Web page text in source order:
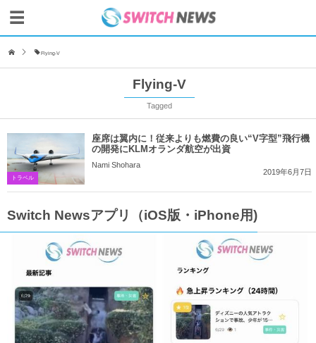
Flying-V
Flying-V
Tagged
トラベル
座席は翼内に！従来よりも燃費の良い“V字型”飛行機
の開発にKLMオランダ航空が出資
Nami Shohara
2019年6月7日
Switch Newsアプリ（iOS版・iPhone用)